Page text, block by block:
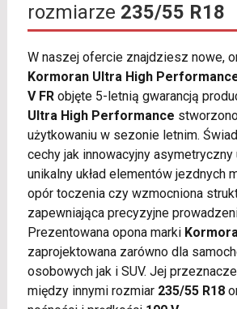
rozmiarze 235/55 R18
W naszej ofercie znajdziesz nowe,
Kormoran Ultra High
V FRobjęte 5-letnią gwarancją
Ultra High Performance
użytkowaniu w sezonie letnim.
cechy jak innowacyjny asymetryczny
unikalny układ elementów jezdnych
opór toczenia czy wzmocniona
zapewniająca precyzyjne
Prezentowana opona marki
zaprojektowana zarówno dla
osobowych jak i SUV. Jej
między innymi rozmiar 235/55 R18